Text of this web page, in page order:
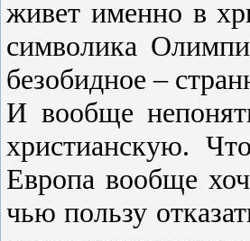
живет именно в
символика
безобидное –
И вообще
христианскую.
Европа вообще
чью пользу